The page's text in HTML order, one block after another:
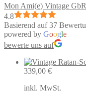
Mon Ami(e) Vintage GbR
4.8
Basierend auf 37
powered by Google
bewerte uns auf
339,00 €
inkl. MwSt.